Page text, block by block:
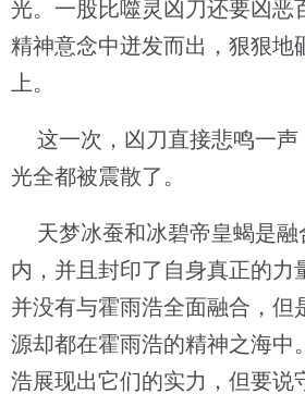
光。一股比噬灵凶刀还要凶恶
精神意念中迸发而出，狠狠地
上。
这一次，凶刀直接悲鸣一声
光全都被震散了。
天梦冰蚕和冰碧帝皇蝎是融
内，并且封印了自身真正的力
并没有与霍雨浩全面融合，但
源却都在霍雨浩的精神之海中
浩展现出它们的实力，但要说